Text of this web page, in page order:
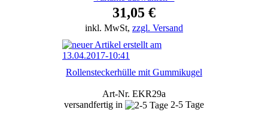
31,05 €
inkl. MwSt, zzgl. Versand
Rollensteckerhülle mit Gummikugel
Art-Nr. EKR29a
versandfertig in
2-5 Tage